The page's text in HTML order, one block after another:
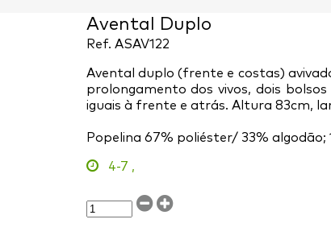
Avental Duplo
Ref. ASAV122
Avental duplo (frente e costas)
prolongamento dos vivos, dois
iguais à frente e atrás. Altura 83cm,
Popelina 67% poliéster/ 33% algodão;
4-7 ,